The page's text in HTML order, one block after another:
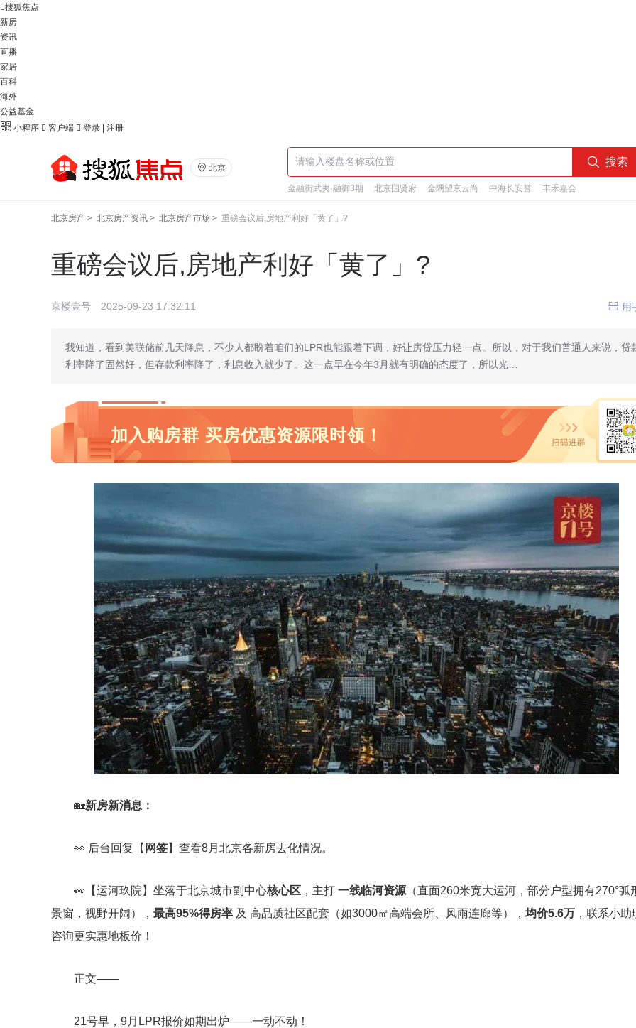
搜狐焦点
新房
资讯
直播
家居
百科
海外
公益基金
 小程序  客户端  登录 注册
 北京  搜索
金融街武夷·融御3期 北京国贤府 金隅望京云尚 中海长安誉 丰禾嘉会
北京房产 > 北京房产资讯 > 北京房产市场 > 重磅会议后,房地产利好「黄了」?
重磅会议后,房地产利好「黄了」?
京楼壹号 2025-09-23 17:32:11  用
我知道，看到美联储前几天降息，不少人都盼着咱们的LPR也能跟着下调，好让房贷压力轻一点。所以，对于我们普通人来说，贷
利率降了固然好，但存款利率降了，利息收入就少了。这一点早在今年3月就有明确的态度了，所以光…
加入购房群 买房优惠资源限时领！
🏡新房新消息：
👀 后台回复【 网签】查看8月北京各新房去化情况。
👀【运河玖院】坐落于北京城市副中心核心区 ，主打 一线临河资源 （直面260米宽大运河，部分户型拥有270°弧
景窗，视野开阔）， 最高95%得房率 及 高品质社区配套（如3000㎡高端会所、风雨连廊等）， 均价5.6万 ，联系小助
咨询更实惠地板价！
正文——
21号早，9月LPR报价如期出炉——一动不动！